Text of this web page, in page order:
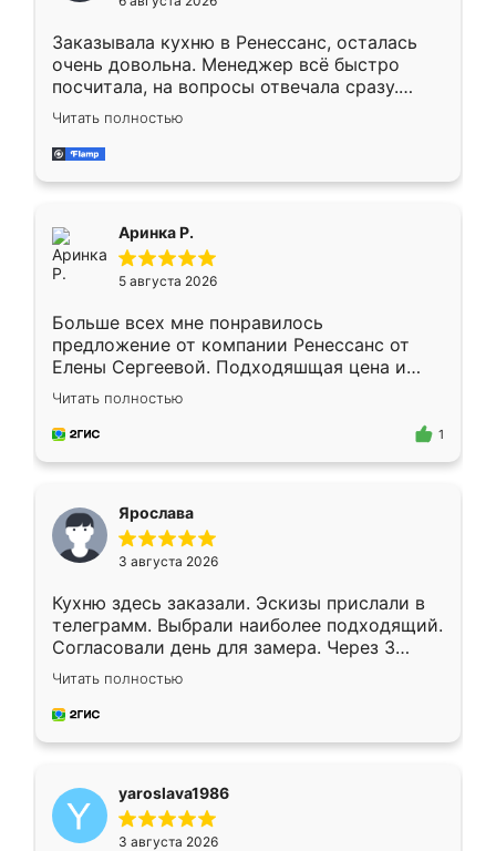
мебели буду заказывать только здесь.
Заказывала кухню в Ренессанс, осталась
очень довольна. Менеджер всё быстро
посчитала, на вопросы отвечала сразу.
Замерщик приехал в субботу, подошёл к
делу со всей ответственностью. Собрали
за день, ребята работали аккуратно, даже
Читать полностью
Аринка Р.
5 августа 2026
Больше всех мне понравилось
предложение от компании Ренессанс от
Елены Сергеевой. Подходяшщая цена и
короткие сроки изготовления. Приехавший
для замера сотрудник Владислав
предложил по моему эскизу самый
Читать полностью
1
Ярослава
3 августа 2026
Кухню здесь заказали. Эскизы прислали в
телеграмм. Выбрали наиболее подходящий.
Согласовали день для замера. Через 3
недели кухня была уже готова. Остались
довольны работой. Спасибо Ренессанс
мебель за качественную работу!
Читать полностью
yaroslava1986
3 августа 2026